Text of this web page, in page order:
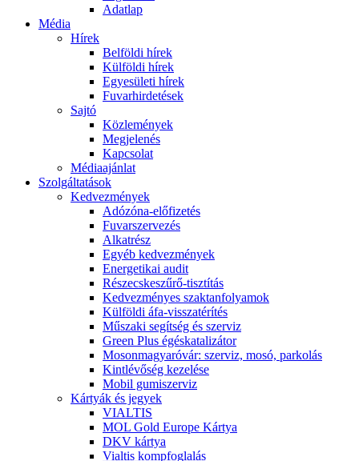
Adatlap
Média
Hírek
Belföldi hírek
Külföldi hírek
Egyesületi hírek
Fuvarhirdetések
Sajtó
Közlemények
Megjelenés
Kapcsolat
Médiaajánlat
Szolgáltatások
Kedvezmények
Adózóna-előfizetés
Fuvarszervezés
Alkatrész
Egyéb kedvezmények
Energetikai audit
Részecskeszűrő-tisztítás
Kedvezményes szaktanfolyamok
Külföldi áfa-visszatérítés
Műszaki segítség és szerviz
Green Plus égéskatalizátor
Mosonmagyaróvár: szerviz, mosó, parkolás
Kintlévőség kezelése
Mobil gumiszerviz
Kártyák és jegyek
VIALTIS
MOL Gold Europe Kártya
DKV kártya
Vialtis kompfoglalás